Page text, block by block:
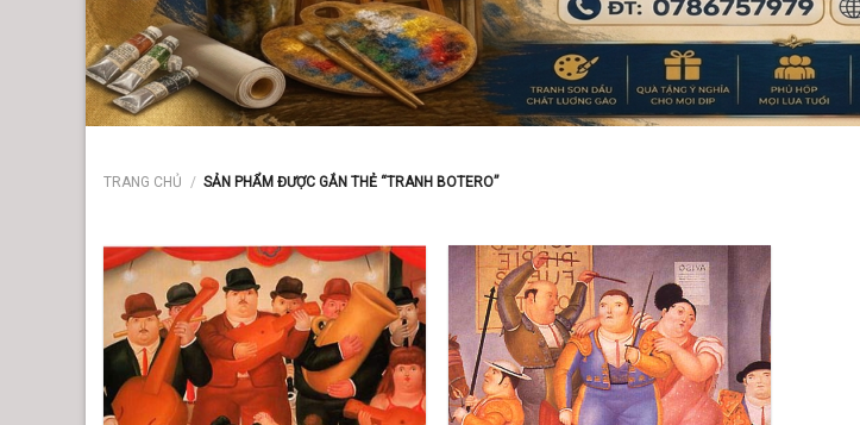
TRANG CHỦ / SẢN PHẨM ĐƯỢC GẮN THẺ “TRANH BOTERO”